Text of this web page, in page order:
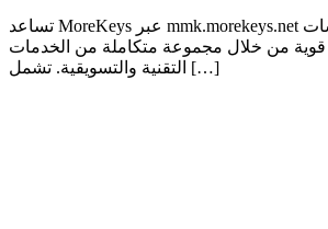
تساعد MoreKeys عبر mmk.morekeys.net الشركات والمؤسسات
قوية من خلال مجموعة متكاملة من الخدمات
التقنية والتسويقية. تشمل […]